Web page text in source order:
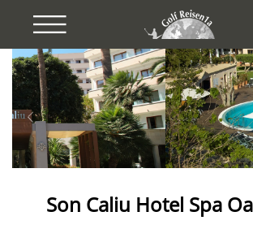
Previous
Son Caliu Hotel Spa